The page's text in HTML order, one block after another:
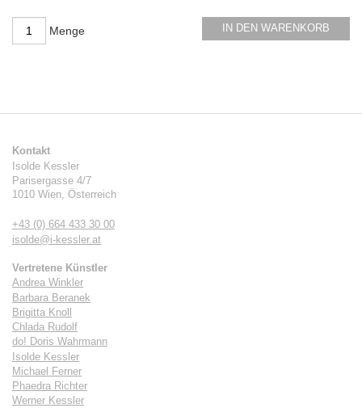
Menge IN DEN WARENKORB
Kontakt
Isolde Kessler
Parisergasse 4/7
1010 Wien, Österreich
+43 (0) 664 433 30 00
isolde@i-kessler.at
Vertretene Künstler
Andrea Winkler
Barbara Beranek
Brigitta Knoll
Chlada Rudolf
do! Doris Wahrmann
Isolde Kessler
Michael Ferner
Phaedra Richter
Werner Kessler